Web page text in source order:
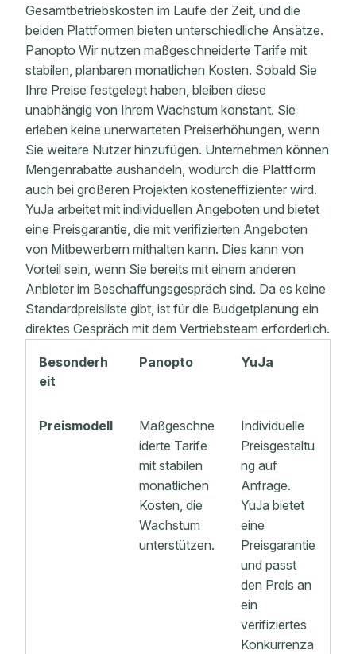
Gesamtbetriebskosten im Laufe der Zeit, und die
beiden Plattformen bieten unterschiedliche Ansätze.
Panopto Wir nutzen maßgeschneiderte Tarife mit
stabilen, planbaren monatlichen Kosten. Sobald Sie
Ihre Preise festgelegt haben, bleiben diese
unabhängig von Ihrem Wachstum konstant. Sie
erleben keine unerwarteten Preiserhöhungen, wenn
Sie weitere Nutzer hinzufügen. Unternehmen können
Mengenrabatte aushandeln, wodurch die Plattform
auch bei größeren Projekten kosteneffizienter wird.
YuJa arbeitet mit individuellen Angeboten und bietet
eine Preisgarantie, die mit verifizierten Angeboten
von Mitbewerbern mithalten kann. Dies kann von
Vorteil sein, wenn Sie bereits mit einem anderen
Anbieter im Beschaffungsgespräch sind. Da es keine
Standardpreisliste gibt, ist für die Budgetplanung ein
direktes Gespräch mit dem Vertriebsteam erforderlich.
Besonderh
eit
Panopto YuJa
Preismodell
Maßgeschne
iderte Tarife
mit stabilen
monatlichen
Kosten, die
Wachstum
unterstützen.
Individuelle
Preisgestaltu
ng auf
Anfrage.
YuJa bietet
eine
Preisgarantie
und passt
den Preis an
ein
verifiziertes
Konkurrenza